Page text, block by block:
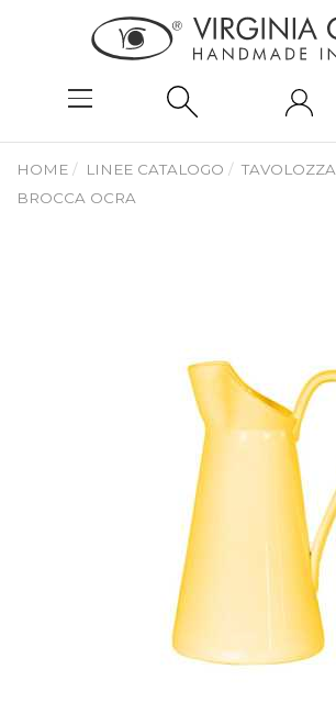
HOME LINEE CATALOGO
TAVOLOZZA
BROCCA OCRA